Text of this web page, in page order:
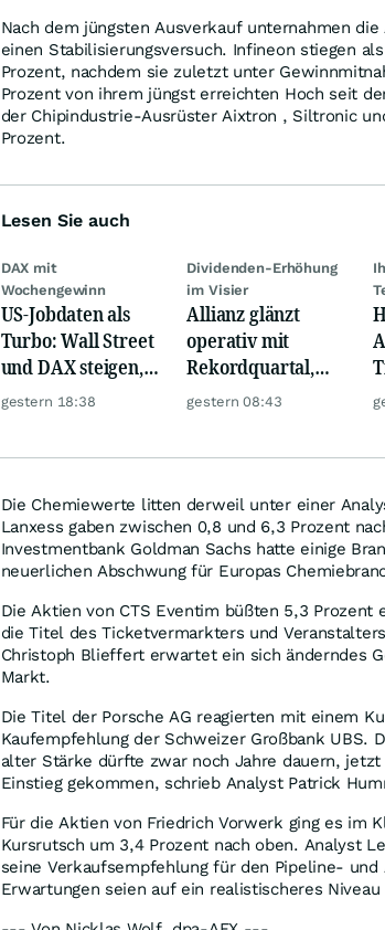
Nach dem jüngsten Ausverkauf unternahmen
einen Stabilisierungsversuch. Infineon stiegen
Prozent, nachdem sie zuletzt unter
Prozent von ihrem jüngst erreichten Hoch seit
der Chipindustrie-Ausrüster Aixtron , Siltronic
Prozent.
Lesen Sie auch
DAX mit
Wochengewinn
US-Jobdaten als
Turbo: Wall Street
und DAX steigen,
Gold glänzt
gestern 18:38
Dividenden-Erhöhung
im Visier
Allianz glänzt
operativ mit
Rekordquartal,
doch KI-Kosten
gestern 08:43
Die Chemiewerte litten derweil unter einer
Lanxess gaben zwischen 0,8 und 6,3 Prozent
Investmentbank Goldman Sachs hatte einige
neuerlichen Abschwung für Europas
Die Aktien von CTS Eventim büßten 5,3 Prozent
die Titel des Ticketvermarkters und
Christoph Blieffert erwartet ein sich änderndes
Markt.
Die Titel der Porsche AG reagierten mit einem
Kaufempfehlung der Schweizer Großbank UBS.
alter Stärke dürfte zwar noch Jahre dauern,
Einstieg gekommen, schrieb Analyst Patrick
Für die Aktien von Friedrich Vorwerk ging es im
Kursrutsch um 3,4 Prozent nach oben. Analyst
seine Verkaufsempfehlung für den Pipeline- und
Erwartungen seien auf ein realistischeres